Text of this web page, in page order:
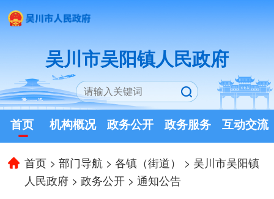
吴川市吴阳镇人民政府
首页 机构概况 政务公开 政务服务 互动交流
首页 >部门导航 >各镇（街道） > 吴川市吴阳镇
人民政府 >政务公开 >通知公告